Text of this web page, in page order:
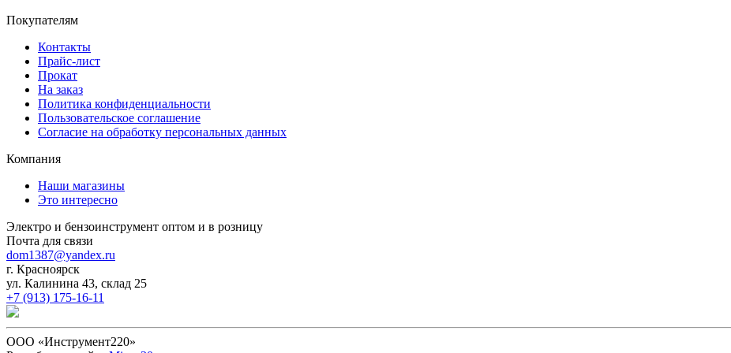
Покупателям
Контакты
Прайс-лист
Прокат
На заказ
Политика конфиденциальности
Пользовательское соглашение
Согласие на обработку персональных данных
Компания
Наши магазины
Это интересно
Электро и бензоинструмент оптом и в розницу
Почта для связи
dom1387@yandex.ru
г. Красноярск
ул. Калинина 43, склад 25
+7 (913) 175-16-11
ООО «Инструмент220»